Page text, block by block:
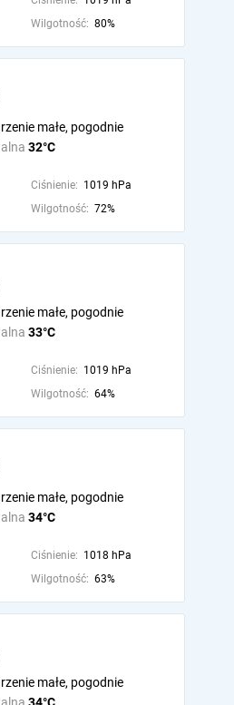
Wilgotność: 80%
32°C
małe, pogodnie
Ciśnienie: 1019 hPa
Wilgotność: 72%
33°C
małe, pogodnie
Ciśnienie: 1019 hPa
Wilgotność: 64%
34°C
małe, pogodnie
Ciśnienie: 1018 hPa
Wilgotność: 63%
małe, pogodnie